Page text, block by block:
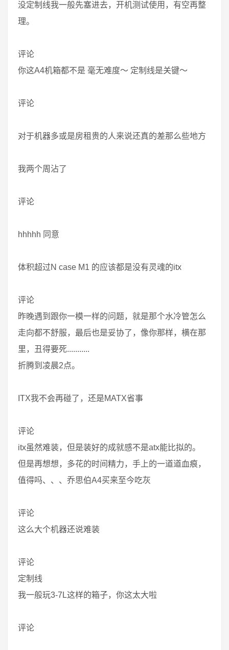
没定制线我一般先塞进去，开机测试使用，有空再整
理。
评论
你这A4机箱都不是 毫无难度～ 定制线是关键～
评论
对于机器多或是房租贵的人来说还真的差那么些地方
我两个周沾了
评论
hhhhh 同意
体积超过N case M1 的应该都是没有灵魂的itx
评论
昨晚遇到跟你一模一样的问题，就是那个水冷管怎么
走向都不舒服，最后也是妥协了，像你那样，横在那
里，丑得要死...........
折腾到凌晨2点。
ITX我不会再碰了，还是MATX省事
评论
itx虽然难装，但是装好的成就感不是atx能比拟的。
但是再想想，多花的时间精力，手上的一道道血痕，
值得吗、、、乔思伯A4买来至今吃灰
评论
这么大个机器还说难装
评论
定制线
我一般玩3-7L这样的箱子，你这太大啦
评论